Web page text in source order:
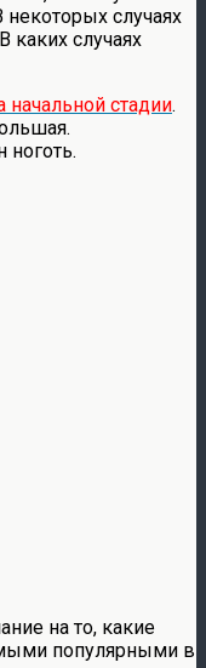
случаях
каких случаях
начальной стадии.
ноготь.
на то, какие
популярными в